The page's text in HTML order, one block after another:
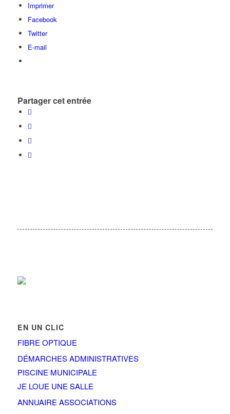
Imprimer
Facebook
Twitter
E-mail
Partager cet entrée
EN UN CLIC
FIBRE OPTIQUE
DÉMARCHES ADMINISTRATIVES
PISCINE MUNICIPALE
JE LOUE UNE SALLE
ANNUAIRE ASSOCIATIONS